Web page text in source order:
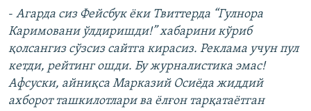
- Агарда сиз Фейсбук ёки Твиттерда “Гулнора
Каримовани ўлдиришди!” хабарини кўриб
қолсангиз сўзсиз сайтга кирасиз. Реклама учун пул
кетди, рейтинг ошди. Бу журналистика эмас!
Афсуски, айниқса Марказий Осиёда жиддий
ахборот ташкилотлари ва ёлғон тарқатаётган